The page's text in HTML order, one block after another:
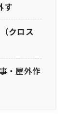
す
クロス
・屋外作